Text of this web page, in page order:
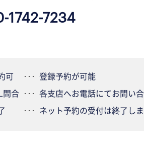
1742-7234
可
登録予約が可能
問合
各支店へお電話にてお問い合
ネット予約の受付は終了し